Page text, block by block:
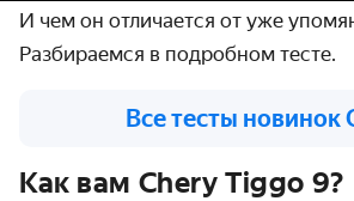
И чем он отличается от уже
Разбираемся в подробном тесте.
Все тесты новинок
Как вам Chery Tiggo 9?